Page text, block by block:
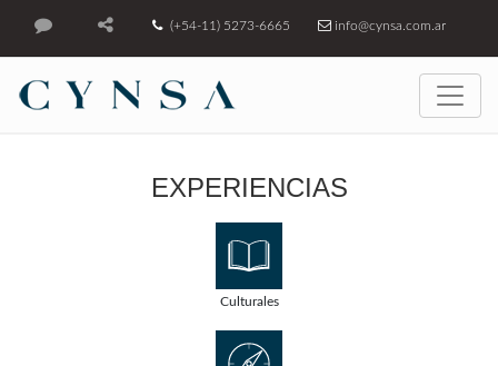
(+54-11) 5273-6665 info@cynsa.com.ar
EXPERIENCIAS
Culturales